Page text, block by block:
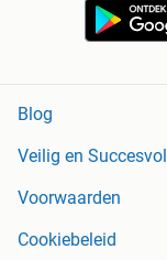
Blog
Veilig en Succesvol
Voorwaarden
Cookiebeleid